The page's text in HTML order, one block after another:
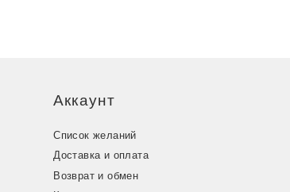
Аккаунт
Список желаний
Доставка и оплата
Возврат и обмен